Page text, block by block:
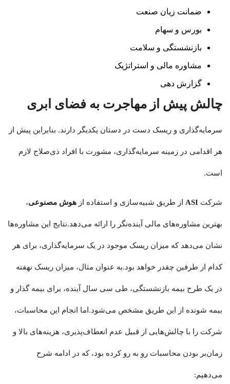
ضمانت زیان صنعت
بورس و سهام
بازنشستگی و سلامت
مشاوره مالی و استراتژیک
گزارش دهی
چالش پیش از مهاجرت به فضای ابری
سرمایه‌گذاری و ریسک دست در دستان یکدیگر دارند. بنابراین پیش از
هر اقدامی در زمینه سرمایه‌گذاری، مشورت با افراد ذی‌صلاح لازم
است.
شرکت ASI از طریق شبیه‌سازی و استفاده از هوش مصنوعی،
بهترین مشاوره‌های مالی آینده‌نگر را ارائه می‌دهد.نتایج این مشاوره‌ها
نشان‌ می‌دهد که میزان ریسک موجود در یک سرمایه‌گذاری، برای هر
کدام از طرفین چقدر خواهد بود.به عنوان مثال، میزان ریسک نهفته
در یک طرح بیمه بازنشستگی، طی سی سال آینده، برای بیمه گذار و
بیمه شونده از این طریق مشخص می‌شود.اما انجام این محاسبات،
شرکت را با چالش‌هایی از قبیل عدم انعطاف‌پذیری، هزینه‌های بالا و
زمان‌بر بودن محاسبات رو به رو کرده بود، که در ادامه شرح
می‌دهیم: